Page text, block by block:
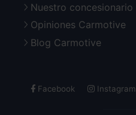
Nuestro concesionario
Opiniones Carmotive
Blog Carmotive
Facebook Instagram